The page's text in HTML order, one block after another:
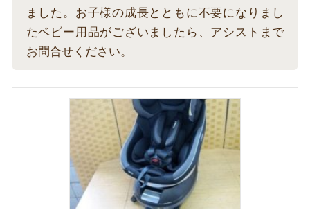
ました。お子様の成長とともに不要になりまし
たベビー用品がございましたら、アシストまで
お問合せください。